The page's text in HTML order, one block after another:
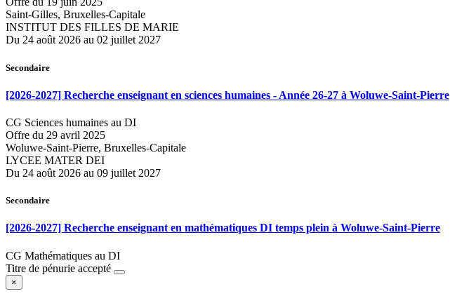
Saint-Gilles, Bruxelles-Capitale
INSTITUT DES FILLES DE MARIE
Du 24 août 2026 au 02 juillet 2027
Secondaire
[2026-2027] Recherche enseignant en sciences humaines - Année 26-27 à Woluwe-Saint-Pierre
CG Sciences humaines au DI
Offre du 29 avril 2025
Woluwe-Saint-Pierre, Bruxelles-Capitale
LYCEE MATER DEI
Du 24 août 2026 au 09 juillet 2027
Secondaire
[2026-2027] Recherche enseignant en mathématiques DI temps plein à Woluwe-Saint-Pierre
CG Mathématiques au DI
Titre de pénurie accepté
×